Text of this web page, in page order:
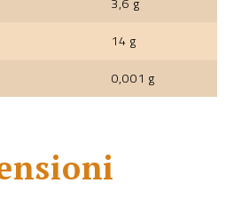
14 g
0,001 g